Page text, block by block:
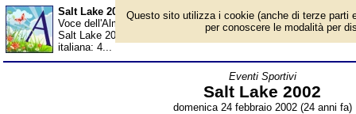
Salt Lake 2002 - Almanacco
Voce dell'Almanacco del 24 febbraio, per la rubrica 'Eventi
Salt Lake 2002, dopo 78 competizioni in 15 sport, si sono
italiana: 4...
Eventi Sportivi
Salt Lake 2002
domenica 24 febbraio 2002 (24 anni fa)
Questo sito utilizza i cookie (anche di terze parti
per conoscere le modalità per